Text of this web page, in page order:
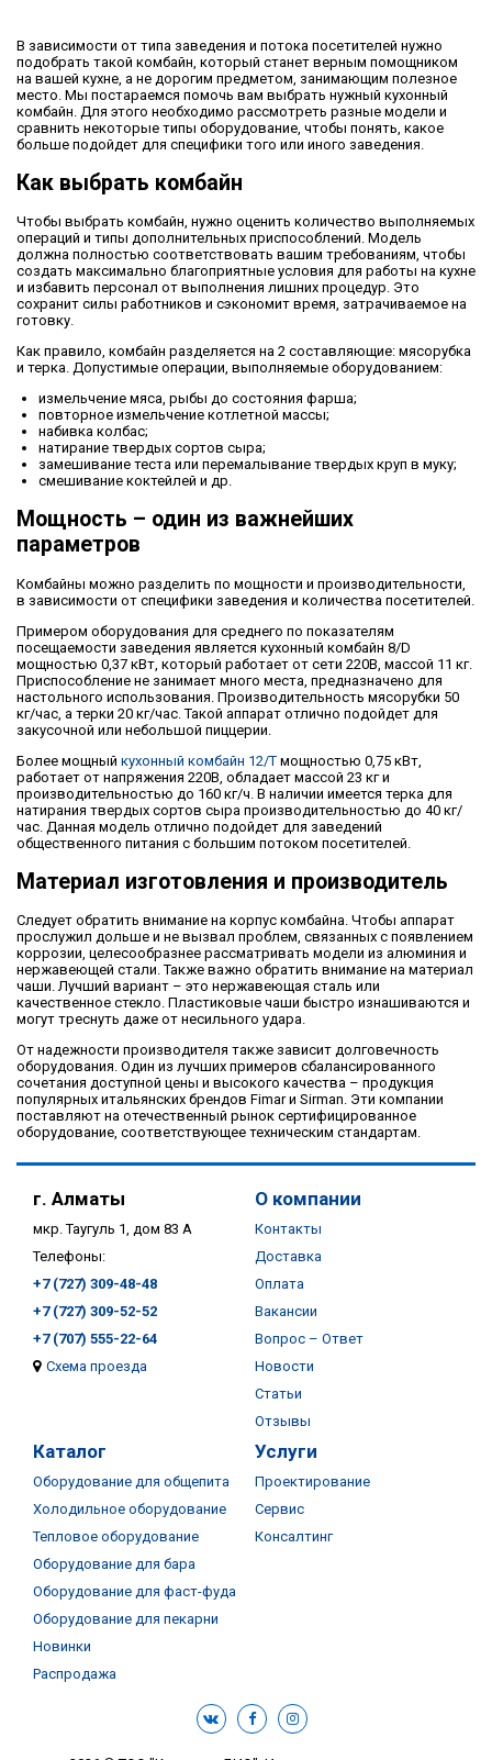
В зависимости от типа заведения и потока посетителей нужно
подобрать такой комбайн, который станет верным помощником
на вашей кухне, а не дорогим предметом, занимающим полезное
место. Мы постараемся помочь вам выбрать нужный кухонный
комбайн. Для этого необходимо рассмотреть разные модели и
сравнить некоторые типы оборудование, чтобы понять, какое
больше подойдет для специфики того или иного заведения.
Как выбрать комбайн
Чтобы выбрать комбайн, нужно оценить количество выполняемых
операций и типы дополнительных приспособлений. Модель
должна полностью соответствовать вашим требованиям, чтобы
создать максимально благоприятные условия для работы на кухне
и избавить персонал от выполнения лишних процедур. Это
сохранит силы работников и сэкономит время, затрачиваемое на
готовку.
Как правило, комбайн разделяется на 2 составляющие: мясорубка
и терка. Допустимые операции, выполняемые оборудованием:
измельчение мяса, рыбы до состояния фарша;
повторное измельчение котлетной массы;
набивка колбас;
натирание твердых сортов сыра;
замешивание теста или перемалывание твердых круп в муку;
смешивание коктейлей и др.
Мощность – один из важнейших
параметров
Комбайны можно разделить по мощности и производительности,
в зависимости от специфики заведения и количества посетителей.
Примером оборудования для среднего по показателям
посещаемости заведения является кухонный комбайн 8/D
мощностью 0,37 кВт, который работает от сети 220В, массой 11 кг.
Приспособление не занимает много места, предназначено для
настольного использования. Производительность мясорубки 50
кг/час, а терки 20 кг/час. Такой аппарат отлично подойдет для
закусочной или небольшой пиццерии.
Более мощный кухонный комбайн 12/T мощностью 0,75 кВт,
работает от напряжения 220В, обладает массой 23 кг и
производительностью до 160 кг/ч. В наличии имеется терка для
натирания твердых сортов сыра производительностью до 40 кг/
час. Данная модель отлично подойдет для заведений
общественного питания с большим потоком посетителей.
Материал изготовления и производитель
Следует обратить внимание на корпус комбайна. Чтобы аппарат
прослужил дольше и не вызвал проблем, связанных с появлением
коррозии, целесообразнее рассматривать модели из алюминия и
нержавеющей стали. Также важно обратить внимание на материал
чаши. Лучший вариант – это нержавеющая сталь или
качественное стекло. Пластиковые чаши быстро изнашиваются и
могут треснуть даже от несильного удара.
От надежности производителя также зависит долговечность
оборудования. Один из лучших примеров сбалансированного
сочетания доступной цены и высокого качества – продукция
популярных итальянских брендов Fimar и Sirman. Эти компании
поставляют на отечественный рынок сертифицированное
оборудование, соответствующее техническим стандартам.
г. Алматы
мкр. Таугуль 1, дом 83 А
Телефоны:
+7 (727) 309-48-48
+7 (727) 309-52-52
+7 (707) 555-22-64
Схема проезда
О компании
Контакты
Доставка
Оплата
Вакансии
Вопрос – Ответ
Новости
Статьи
Отзывы
Каталог
Оборудование для общепита
Холодильное оборудование
Тепловое оборудование
Оборудование для бара
Оборудование для фаст-фуда
Оборудование для пекарни
Новинки
Распродажа
Услуги
Проектирование
Сервис
Консалтинг